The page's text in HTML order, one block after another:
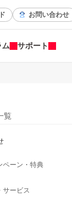
お問い合わせ
ム サポート
覧
ペーン・特典
サービス